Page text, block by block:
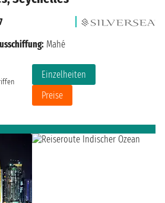
Einzelheiten
Preise
Mahé